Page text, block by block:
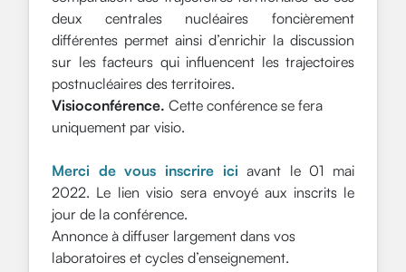
deux centrales nucléaires foncièrement
différentes permet ainsi d’enrichir la discussion
sur les facteurs qui influencent les trajectoires
postnucléaires des territoires.
Visioconférence. Cette conférence se fera
uniquement par visio.
Merci de vous inscrire ici avant le 01 mai
2022. Le lien visio sera envoyé aux inscrits le
jour de la conférence.
Annonce à diffuser largement dans vos
laboratoires et cycles d’enseignement.